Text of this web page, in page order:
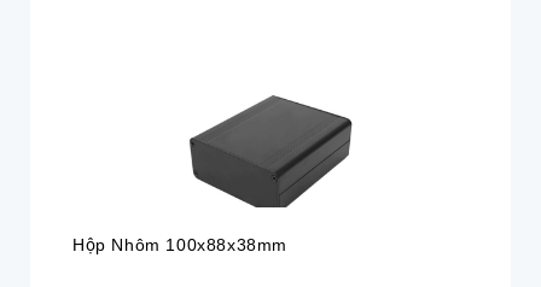
Hộp Nhôm 100x88x38mm